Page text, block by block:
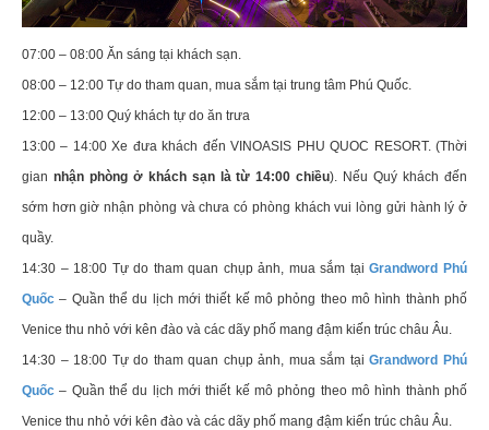
07:00 – 08:00 Ăn sáng tại khách sạn.
08:00 – 12:00 Tự do tham quan, mua sắm tại trung tâm Phú Quốc.
12:00 – 13:00 Quý khách tự do ăn trưa
13:00 – 14:00 Xe đưa khách đến VINOASIS PHU QUOC RESORT. (Thời
gian nhận phòng ở khách sạn là từ 14:00 chiều). Nếu Quý khách đến
sớm hơn giờ nhận phòng và chưa có phòng khách vui lòng gửi hành lý ở
quầy.
14:30 – 18:00 Tự do tham quan chụp ảnh, mua sắm tạiGrandword Phú
Quốc – Quần thể du lịch mới thiết kế mô phỏng theo mô hình thành phố
Venice thu nhỏ với kên đào và các dãy phố mang đậm kiến trúc châu Âu.
14:30 – 18:00 Tự do tham quan chụp ảnh, mua sắm tạiGrandword Phú
Quốc – Quần thể du lịch mới thiết kế mô phỏng theo mô hình thành phố
Venice thu nhỏ với kên đào và các dãy phố mang đậm kiến trúc châu Âu.